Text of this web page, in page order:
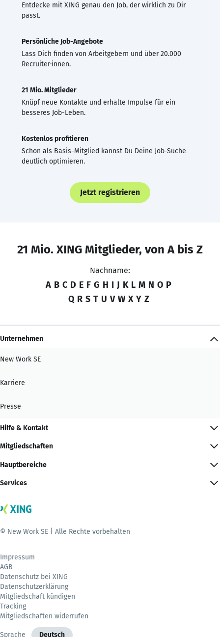
Entdecke mit XING genau den Job, der wirklich zu Dir
passt.
Persönliche Job-Angebote
Lass Dich finden von Arbeitgebern und über 20.000
Recruiter·innen.
21 Mio. Mitglieder
Knüpf neue Kontakte und erhalte Impulse für ein
besseres Job-Leben.
Kostenlos profitieren
Schon als Basis-Mitglied kannst Du Deine Job-Suche
deutlich optimieren.
Jetzt registrieren
21 Mio. XING Mitglieder, von A bis Z
Nachname:
A B C D E F G H I J K L M N O P
Q R S T U V W X Y Z
Unternehmen
New Work SE
Karriere
Presse
Hilfe & Kontakt
Mitgliedschaften
Hauptbereiche
Services
© New Work SE | Alle Rechte vorbehalten
Impressum
AGB
Datenschutz bei XING
Datenschutzerklärung
Mitgliedschaft kündigen
Tracking
Mitgliedschaften widerrufen
Sprache Deutsch